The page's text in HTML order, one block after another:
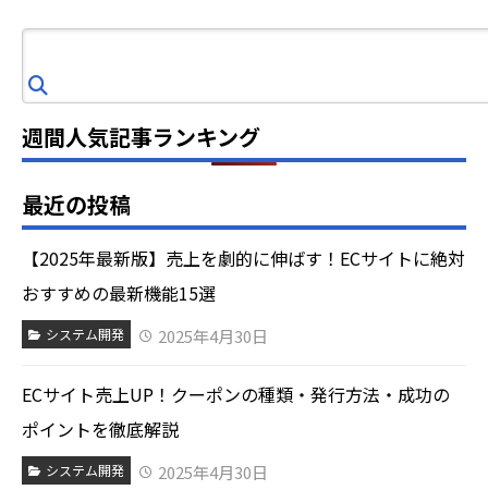
索
週間人気記事ランキング
最近の投稿
【2025年最新版】売上を劇的に伸ばす！ECサイトに絶対
おすすめの最新機能15選
システム開発 2025年4月30日
ECサイト売上UP！クーポンの種類・発行方法・成功の
ポイントを徹底解説
システム開発 2025年4月30日